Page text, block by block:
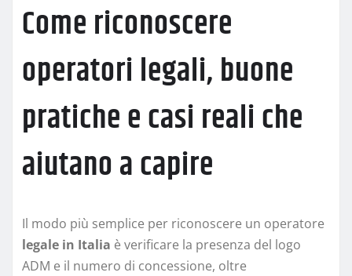
Come riconoscere
operatori legali, buone
pratiche e casi reali che
aiutano a capire
Il modo più semplice per riconoscere un operatore
legale in Italia è verificare la presenza del logo
ADM e il numero di concessione, oltre